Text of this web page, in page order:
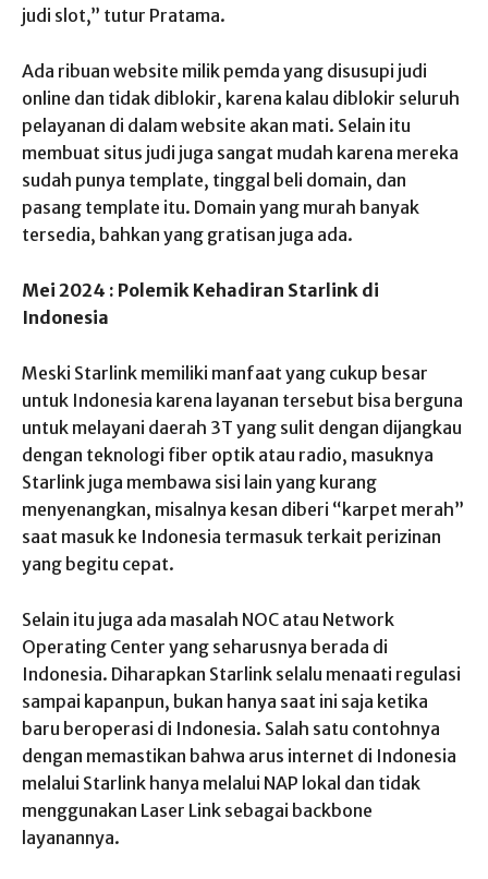
judi slot,” tutur Pratama.
Ada ribuan website milik pemda yang disusupi judi
online dan tidak diblokir, karena kalau diblokir seluruh
pelayanan di dalam website akan mati. Selain itu
membuat situs judi juga sangat mudah karena mereka
sudah punya template, tinggal beli domain, dan
pasang template itu. Domain yang murah banyak
tersedia, bahkan yang gratisan juga ada.
Mei 2024 : Polemik Kehadiran Starlink di
Indonesia
Meski Starlink memiliki manfaat yang cukup besar
untuk Indonesia karena layanan tersebut bisa berguna
untuk melayani daerah 3T yang sulit dengan dijangkau
dengan teknologi fiber optik atau radio, masuknya
Starlink juga membawa sisi lain yang kurang
menyenangkan, misalnya kesan diberi “karpet merah”
saat masuk ke Indonesia termasuk terkait perizinan
yang begitu cepat.
Selain itu juga ada masalah NOC atau Network
Operating Center yang seharusnya berada di
Indonesia. Diharapkan Starlink selalu menaati regulasi
sampai kapanpun, bukan hanya saat ini saja ketika
baru beroperasi di Indonesia. Salah satu contohnya
dengan memastikan bahwa arus internet di Indonesia
melalui Starlink hanya melalui NAP lokal dan tidak
menggunakan Laser Link sebagai backbone
layanannya.